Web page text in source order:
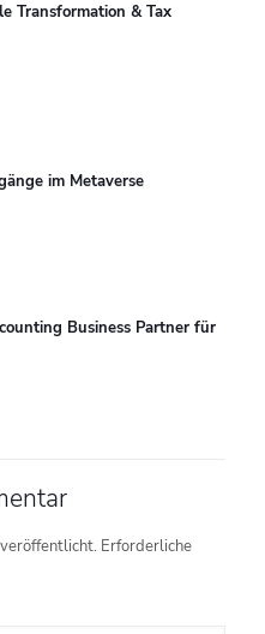
Transformation & Tax
im Metaverse
Business Partner für
Erforderliche